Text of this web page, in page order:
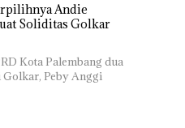
Andie
Soliditas Golkar
Kota Palembang dua
Peby Anggi